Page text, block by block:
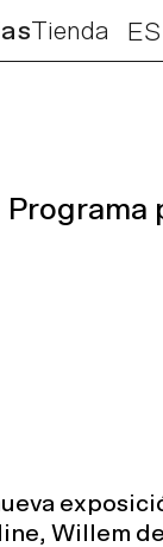
Tienda ES
Programa
Willem